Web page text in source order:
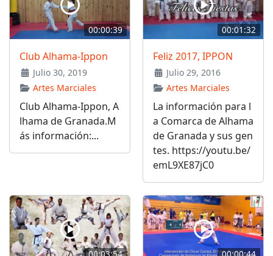
00:00:39
Club Alhama-Ippon
Julio 30, 2019
Artes Marciales
Club Alhama-Ippon, A
lhama de Granada.M
ás información:...
00:01:32
Feliz 2017, IPPON
Julio 29, 2016
Artes Marciales
La información para l
a Comarca de Alhama
de Granada y sus gen
tes. https://youtu.be/
emL9XE87jC0